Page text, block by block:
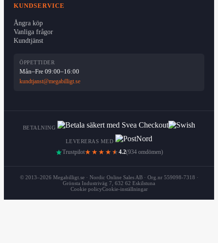
KUNDSERVICE
Ångra köp
Vanliga frågor
Kundtjänst
ÖPPETTIDER
Mån–Fre 09:00–16:00
kundtjanst@megabilligt.se
BETALNING
LEVERERAS MED
Trustpilot★★★★ ★ 4.2(934 omdömen)
© 2013–2026 Megabilligt.se · Nordic Online Sales AB · Org.nr 559098-7318 ·
Grönsta Industriväg 7, 632 62 Eskilstuna
Cookie policyCookie-inställningar